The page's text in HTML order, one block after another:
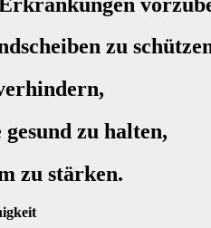
zu
zu halten,
zu stärken.